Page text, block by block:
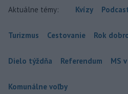
Aktuálne témy: Kvízy
Turizmus Cestovanie Rok
Dielo týždňa Referendum MS
Komunálne voľby